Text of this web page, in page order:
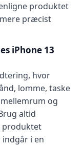
produktet
præcist
iPhone 13
hvor
lomme, taske
og
altid
produktet
i en